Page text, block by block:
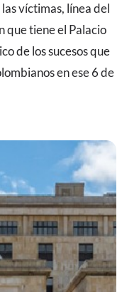
víctimas, línea del
que tiene el Palacio
de los sucesos que
en ese 6 de